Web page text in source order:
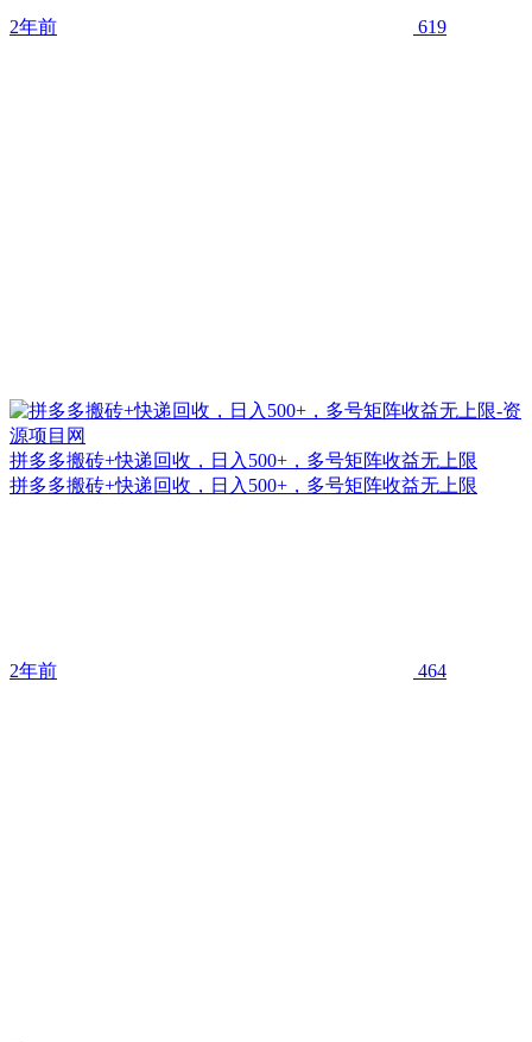
2年前 619
拼多多搬砖+快递回收，日入500+，多号矩阵收益无上限
拼多多搬砖+快递回收，日入500+，多号矩阵收益无上限
2年前 464